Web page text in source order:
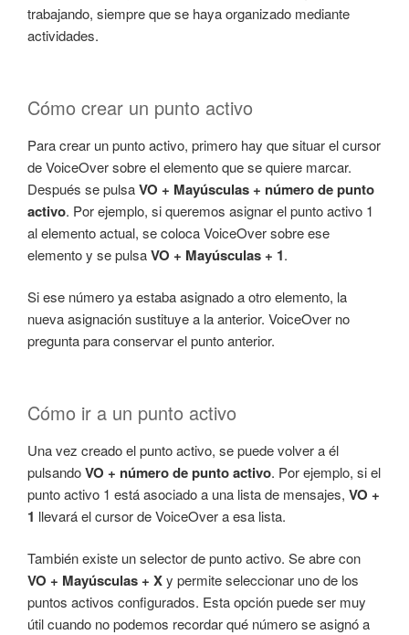
trabajando, siempre que se haya organizado mediante
actividades.
Cómo crear un punto activo
Para crear un punto activo, primero hay que situar el cursor
de VoiceOver sobre el elemento que se quiere marcar.
Después se pulsaVO + Mayúsculas + número de punto
activo. Por ejemplo, si queremos asignar el punto activo 1
al elemento actual, se coloca VoiceOver sobre ese
elemento y se pulsaVO + Mayúsculas + 1.
Si ese número ya estaba asignado a otro elemento, la
nueva asignación sustituye a la anterior. VoiceOver no
pregunta para conservar el punto anterior.
Cómo ir a un punto activo
Una vez creado el punto activo, se puede volver a él
pulsandoVO + número de punto activo. Por ejemplo, si el
punto activo 1 está asociado a una lista de mensajes, VO +
1 llevará el cursor de VoiceOver a esa lista.
También existe un selector de punto activo. Se abre con
VO + Mayúsculas + Xy permite seleccionar uno de los
puntos activos configurados. Esta opción puede ser muy
útil cuando no podemos recordar qué número se asignó a